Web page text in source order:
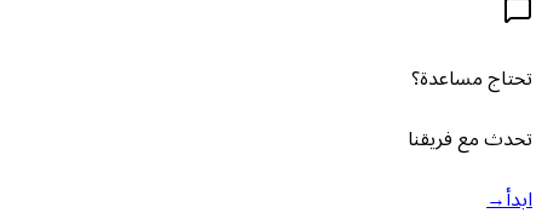
تحتاج مساعدة؟
تحدث مع فريقنا
ابدأ→